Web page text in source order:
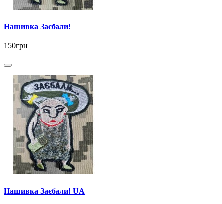
Нашивка Заєбали!
150грн
Нашивка Заєбали! UA